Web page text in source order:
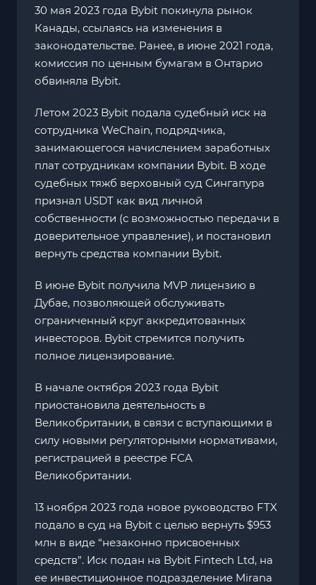
30 мая 2023 года Bybit покинула рынок
Канады, ссылаясь на изменения в
законодательстве. Ранее, в июне 2021 года,
комиссия по ценным бумагам в Онтарио
обвиняла Bybit.
Летом 2023 Bybit подала судебный иск на
сотрудника WeChain, подрядчика,
занимающегося начислением заработных
плат сотрудникам компании Bybit. В ходе
судебных тяжб верховный суд Сингапура
признал USDT как вид личной
собственности (с возможностью передачи в
доверительное управление), и постановил
вернуть средства компании Bybit.
В июне Bybit получила MVP лицензию в
Дубае, позволяющей обслуживать
ограниченный круг аккредитованных
инвесторов. Bybit стремится получить
полное лицензирование.
В начале октября 2023 года Bybit
приостановила деятельность в
Великобритании, в связи с вступающими в
силу новыми регуляторными нормативами,
регистрацией в реестре FCA
Великобритании.
13 ноября 2023 года новое руководство FTX
подало в суд на Bybit с целью вернуть $953
млн в виде “незаконно присвоенных
средств”. Иск подан на Bybit Fintech Ltd, на
ее инвестиционное подразделение Mirana